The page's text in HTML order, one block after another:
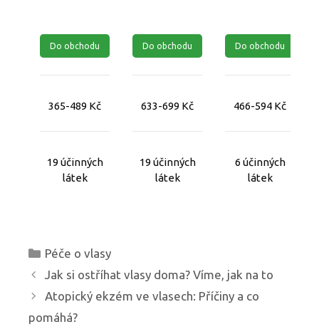
Do obchodu Do obchodu Do obchodu
365-489 Kč 633-699 Kč 466-594 Kč
19 účinných
látek
19 účinných
látek
6 účinných
látek
R
u
r
i
Péče o vlasy
N
a
i
Jak si ostříhat vlasy doma? Víme, jak na to
Atopický ekzém ve vlasech: Příčiny a co
pomáhá?